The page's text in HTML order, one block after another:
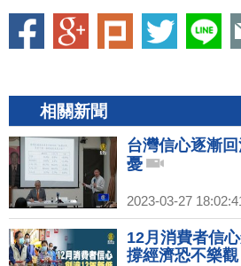
相關新聞
台灣信心逐漸
憂
2023-03-27
12月消費者信
撐經濟恐不樂觀